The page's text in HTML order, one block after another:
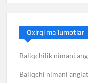
Oxirgi ma’lumotlar
Baliqchilik nimani
Baliqchi nimani